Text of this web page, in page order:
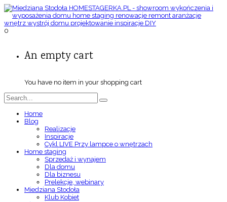
0
An empty cart
You have no item in your shopping cart
Home
Blog
Realizacje
Inspiracje
Cykl LIVE Przy lampce o wnętrzach
Home staging
Sprzedaż i wynajem
Dla domu
Dla biznesu
Prelekcje, webinary
Miedziana Stodoła
Klub Kobiet